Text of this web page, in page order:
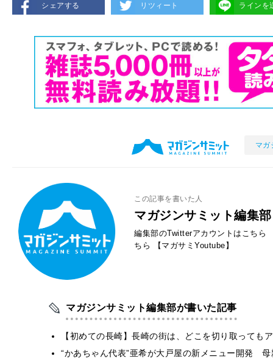
シェアする リツィート ラインを
マガ
この記事を書いた人
マガジンサミット編集部
編集部のTwitterアカウントはこちら
ちら
【マガサミYoutube】
マガジンサミット編集部が書いた記事
【初めての長崎】長崎の街は、どこを切り取って
“かあちゃん代表”亜希が大戸屋の新メニュー開発